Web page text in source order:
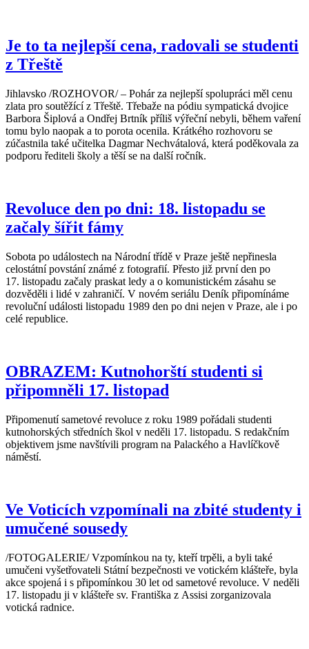
Je to ta nejlepší cena, radovali se studenti
z Třeště
Jihlavsko /ROZHOVOR/ – Pohár za nejlepší spolupráci měl cenu
zlata pro soutěžící z Třeště. Třebaže na pódiu sympatická dvojice
Barbora Šiplová a Ondřej Brtník příliš výřeční nebyli, během vaření
tomu bylo naopak a to porota ocenila. Krátkého rozhovoru se
zúčastnila také učitelka Dagmar Nechvátalová, která poděkovala za
podporu řediteli školy a těší se na další ročník.
Revoluce den po dni: 18. listopadu se
začaly šířit fámy
Sobota po událostech na Národní třídě v Praze ještě nepřinesla
celostátní povstání známé z fotografií. Přesto již první den po
17. listopadu začaly praskat ledy a o komunistickém zásahu se
dozvěděli i lidé v zahraničí. V novém seriálu Deník připomínáme
revoluční události listopadu 1989 den po dni nejen v Praze, ale i po
celé republice.
OBRAZEM: Kutnohorští studenti si
připomněli 17. listopad
Připomenutí sametové revoluce z roku 1989 pořádali studenti
kutnohorských středních škol v neděli 17. listopadu. S redakčním
objektivem jsme navštívili program na Palackého a Havlíčkově
náměstí.
Ve Voticích vzpomínali na zbité studenty i
umučené sousedy
/FOTOGALERIE/ Vzpomínkou na ty, kteří trpěli, a byli také
umučeni vyšetřovateli Státní bezpečnosti ve votickém klášteře, byla
akce spojená i s připomínkou 30 let od sametové revoluce. V neděli
17. listopadu ji v klášteře sv. Františka z Assisi zorganizovala
votická radnice.